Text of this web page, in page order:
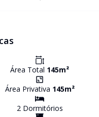
Área Total 145m²
Área Privativa 145m²
2Dormitórios